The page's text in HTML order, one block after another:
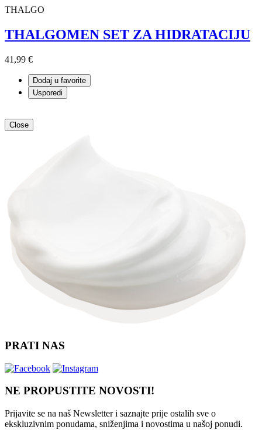
THALGO
THALGOMEN SET ZA HIDRATACIJU
41,99 €
Dodaj u favorite
Usporedi
Close
PRATI NAS
NE PROPUSTITE NOVOSTI!
Prijavite se na naš Newsletter i saznajte prije ostalih sve o
ekskluzivnim ponudama, sniženjima i novostima u našoj ponudi.